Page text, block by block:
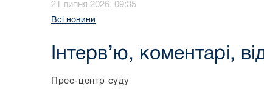
21 липня 2026, 09:35
Всі новини
Інтерв’ю, коментарі,
Прес-центр суду